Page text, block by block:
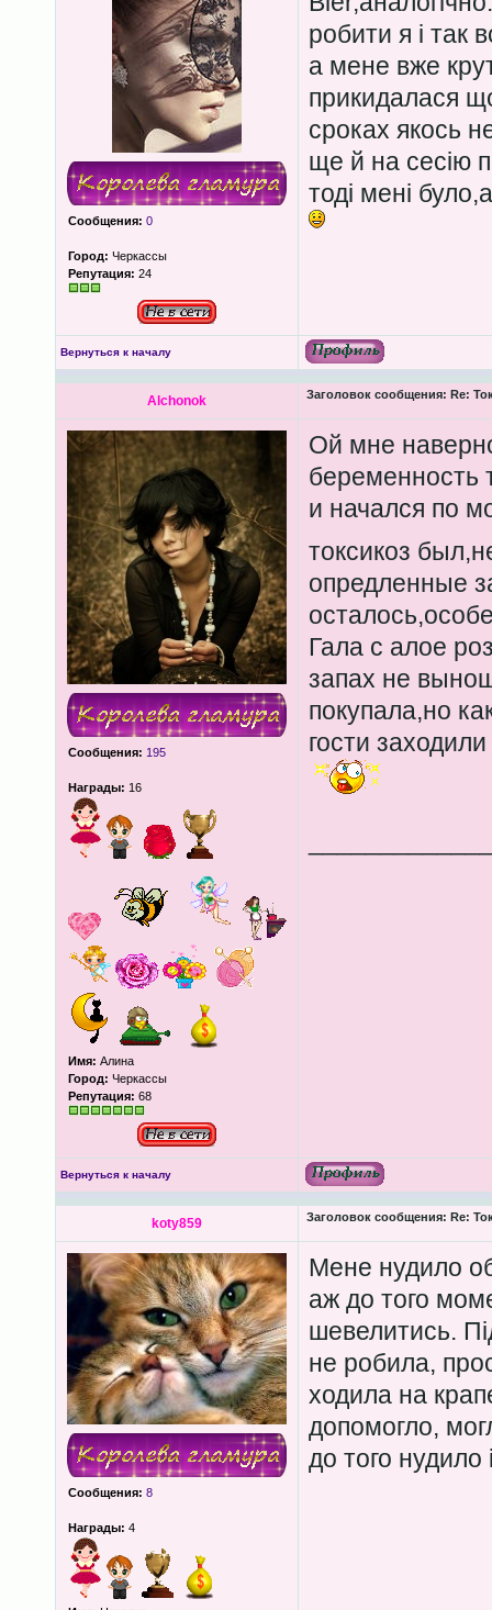
Сообщения: 0
Город: Черкассы
Репутация: 24
робити я і так
а мене вже
прикидалася
сроках якось
ще й на сесію
тоді мені
Вернуться к началу
Alchonok Заголовок сообщения: Re:
Сообщения: 195
Награды: 16
Имя: Алина
Город: Черкассы
Репутация: 68
Ой мне
беременность
и начался по
токсикоз
опредленные
Гала с алое
запах не
покупала,но
гости
Вернуться к началу
koty859 Заголовок сообщения: Re:
Сообщения: 8
Награды: 4
Мене нудило
аж до того
шевелитись.
не робила,
ходила на
допомогло,
до того нудило